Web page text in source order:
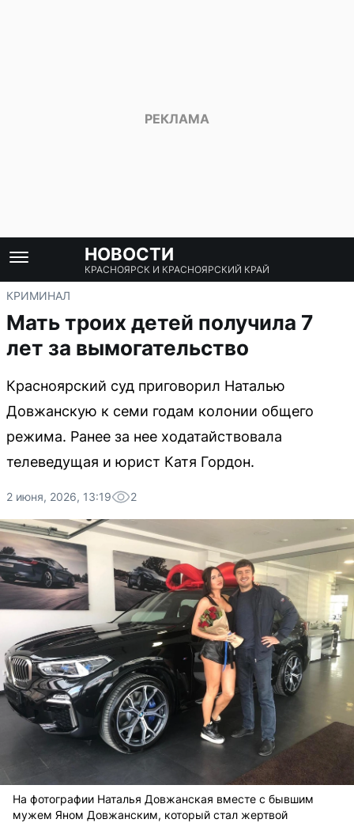
НОВОСТИ
КРАСНОЯРСК И КРАСНОЯРСКИЙ КРАЙ
КРИМИНАЛ
Мать троих детей получила 7
лет за вымогательство
Красноярский суд приговорил Наталью
Довжанскую к семи годам колонии общего
режима. Ранее за нее ходатайствовала
телеведущая и юрист Катя Гордон.
2 июня, 2026, 13:19 2
На фотографии Наталья Довжанская вместе с бывшим
мужем Яном Довжанским, который стал жертвой